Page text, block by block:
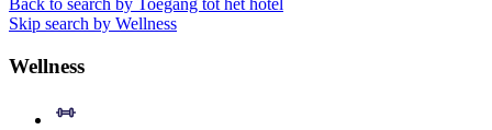
Back to search by Toegang tot het hotel
Skip search by Wellness
Wellness